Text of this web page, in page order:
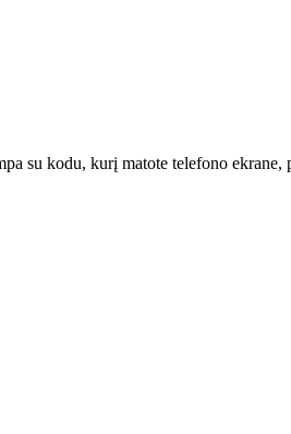
su kodu, kurį matote telefono